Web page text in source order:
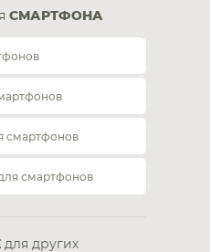
СМАРТФОНА
смартфонов
смартфонов
для других